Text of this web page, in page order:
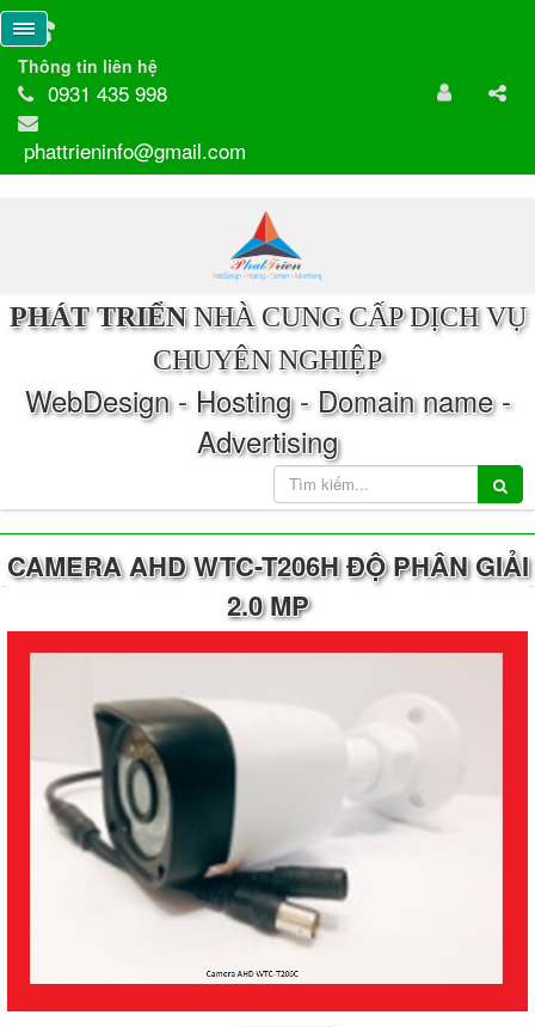
Thông tin liên hệ
0931 435 998
phattrieninfo@gmail.com
PHÁT TRIỂNNHÀ CUNG CẤP DỊCH VỤ
CHUYÊN NGHIỆP
WebDesign - Hosting - Domain name -
Advertising
CAMERA AHD WTC-T206H ĐỘ PHÂN GIẢI
2.0 MP